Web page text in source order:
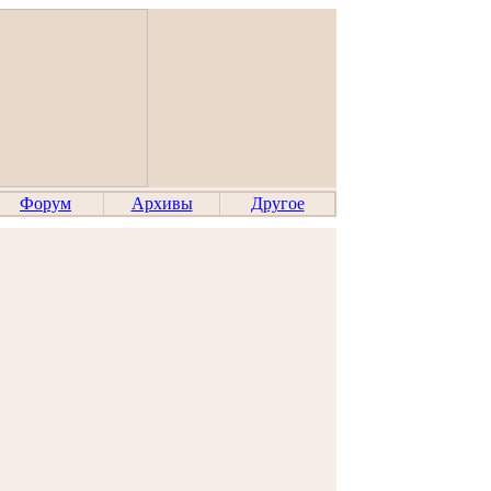
Форум Архивы Другое